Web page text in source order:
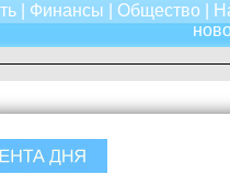
| Финансы Общество